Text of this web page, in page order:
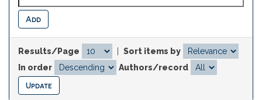
Results/Page
Sort items by
In order
Authors/record